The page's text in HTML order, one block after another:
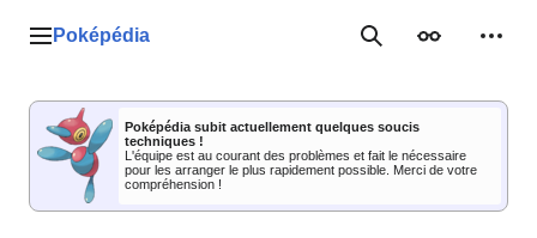
Menu principal
Poképédia RechercherApparence
Poképédia subit actuellement quelques soucis
techniques !
L'équipe est au courant des problèmes et fait le nécessaire
pour les arranger le plus rapidement possible. Merci de votre
compréhension !